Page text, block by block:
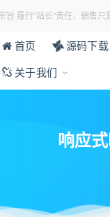
履行“站长”责任，销售只
首页 源码下载
关于我们
响应